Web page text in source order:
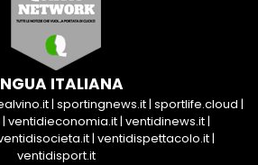
ITALIANA
| sportingnews.it| sportlife.cloud |
| ventidieconomia.it| ventidinews.it|
| ventidispettacolo.it|
ventidisport.it